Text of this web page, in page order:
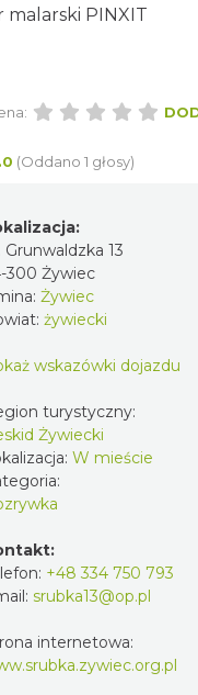
malarski PINXIT
(Oddano 1 głosy)
Grunwaldzka 13
300 Żywiec
Żywiec
żywiecki
wskazówki dojazdu
turystyczny:
Żywiecki
W mieście
+48 334 750 793
srubka13@op.pl
internetowa: